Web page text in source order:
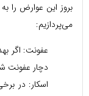
بروز این عوارض را
می‌پردازیم:
عفونت: اگر
دچار عفونت
اسکار: در